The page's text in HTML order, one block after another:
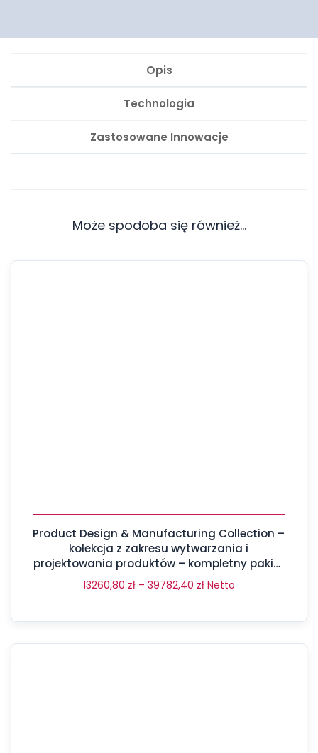
Opis
Technologia
Zastosowane Innowacje
Może spodoba się również…
Product Design & Manufacturing Collection –
kolekcja z zakresu wytwarzania i
projektowania produktów – kompletny pakiet
aż 17 programów
13260,80 zł – 39782,40 zł Netto